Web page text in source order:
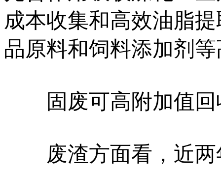
成本收集和高效油脂
品原料和饲料添加剂
固废可高附加值回
废渣方面看，近两